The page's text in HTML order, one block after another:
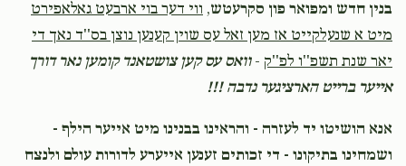
בנין חדש ומפואר פון סקרעטש, ווי דער בוי ארבעט גאלאפירט
מיט א שנעלקייט אז מען זאל עס שוין קענען נוצן בס''ד נאך די
יאר שנת תשפ''ו לפ''ק -וואס עס קען צושטאנד קומען נאר דורך
אייער ברייט הארציגער נדבה !!!
אנא הושיטו יד לעזרה - והראינו בבנינו מיט אייער הילף -
ושמחינו בתיקונו - די זכותים זענען אייערע לדורות עולם ולנצח